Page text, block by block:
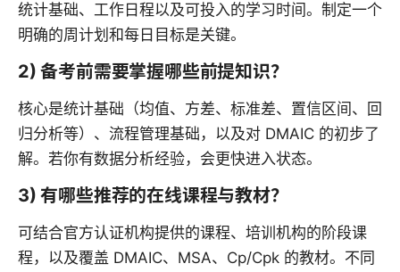
统计基础、工作日程以及可投入的学习时间。制定一个
明确的周计划和每日目标是关键。
2) 备考前需要掌握哪些前提知识？
核心是统计基础（均值、方差、标准差、置信区间、回
归分析等）、流程管理基础，以及对 DMAIC 的初步了
解。若你有数据分析经验，会更快进入状态。
3) 有哪些推荐的在线课程与教材？
可结合官方认证机构提供的课程、培训机构的阶段课
程，以及覆盖 DMAIC、MSA、Cp/Cpk 的教材。不同